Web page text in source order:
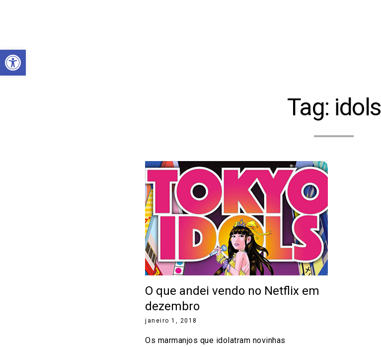
Abrir a barra de ferramentas
Tag: idols
O que andei vendo no Netflix em
dezembro
janeiro 1, 2018
Os marmanjos que idolatram novinhas